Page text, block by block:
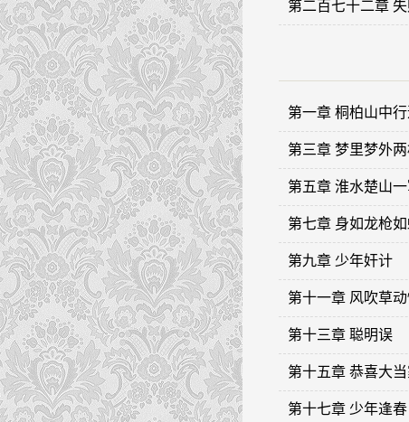
第二百七十二章
第一章 桐柏山中
第三章 梦里梦外
第五章 淮水楚山
第七章 身如龙枪
第九章 少年奸计
第十一章 风吹草
第十三章 聪明误
第十五章 恭喜大
第十七章 少年逢春